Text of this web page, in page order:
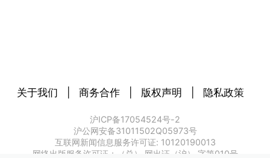
关于我们 商务合作 版权声明 隐私政策
沪ICP备17054524号-2
沪公网安备31011502Q05973号
互联网新闻信息服务许可证: 10120190013
网络出版服务许可证：（总） 网出证（沪） 字第010号